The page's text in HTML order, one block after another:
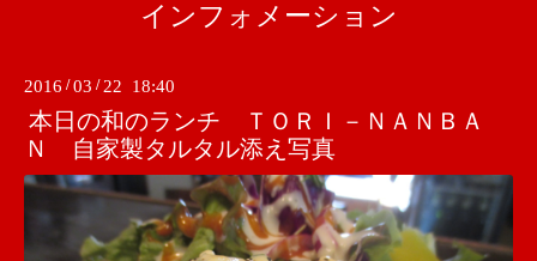
インフォメーション
2016 /03 / 22 18:40
本日の和のランチ ＴＯＲＩ－ＮＡＮＢＡ
Ｎ 自家製タルタル添え写真